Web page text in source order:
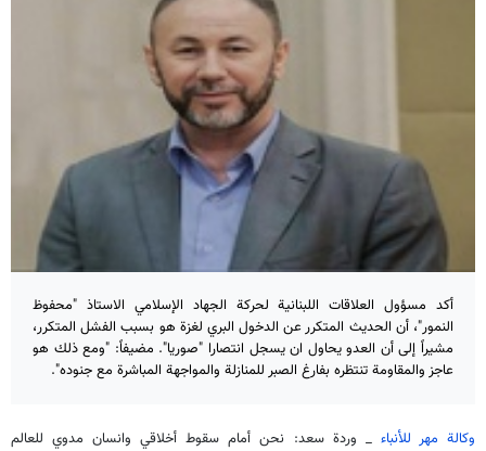
أكد مسؤول العلاقات اللبنانية لحركة الجهاد الإسلامي الاستاذ "محفوظ
النمور"، أن الحديث المتكرر عن الدخول البري لغزة هو بسبب الفشل المتكرر،
مشيراً إلى أن العدو يحاول ان يسجل انتصارا "صوريا". مضيفاً: "ومع ذلك هو
عاجز والمقاومة تنتظره بفارغ الصبر للمنازلة والمواجهة المباشرة مع جنوده".
وكالة مهر للأنباء _ وردة سعد: نحن أمام سقوط أخلاقي وانسان مدوي للعالم